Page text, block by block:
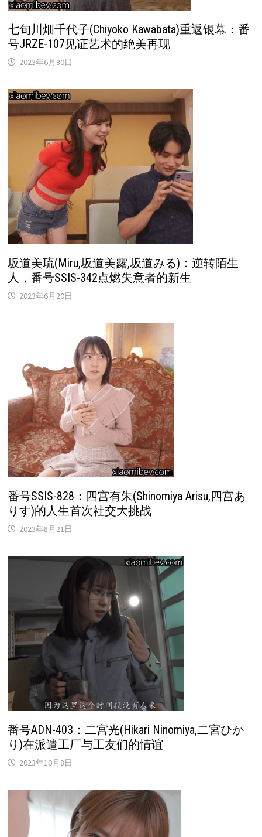
七旬川畑千代子(Chiyoko Kawabata)重返银幕：番
号JRZE-107见证艺术的绝美再现
2023年6月30日
坂道美琉(Miru,坂道美露,坂道みる︎)：逆转陌生
人，番号SSIS-342点燃失意者的新生
2023年6月20日
番号SSIS-828：四宫有朱(Shinomiya Arisu,四宫あ
りす)的人生首次社交大挑战
2023年8月21日
番号ADN-403：二宫光(Hikari Ninomiya,二宮ひか
り)在派遣工厂与工友们的情谊
2023年10月8日